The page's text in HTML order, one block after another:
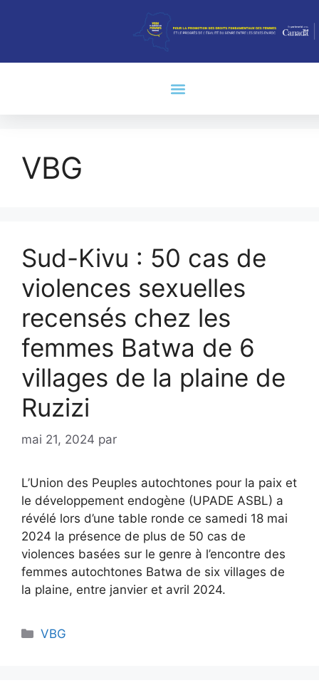
VBG
Sud-Kivu : 50 cas de
violences sexuelles
recensés chez les
femmes Batwa de 6
villages de la plaine de
Ruzizi
mai 21, 2024 par
L’Union des Peuples autochtones pour la paix et
le développement endogène (UPADE ASBL) a
révélé lors d’une table ronde ce samedi 18 mai
2024 la présence de plus de 50 cas de
violences basées sur le genre à l’encontre des
femmes autochtones Batwa de six villages de
la plaine, entre janvier et avril 2024.
VBG